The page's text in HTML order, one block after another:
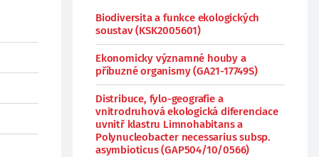
Biodiversita a funkce ekologických
soustav (KSK2005601)
Ekonomicky významné houby a
příbuzné organismy (GA21-17749S)
Distribuce, fylo-geografie a
vnitrodruhová ekologická diferenciace
uvnitř klastru Limnohabitans a
Polynucleobacter necessarius subsp.
asymbioticus (GAP504/10/0566)